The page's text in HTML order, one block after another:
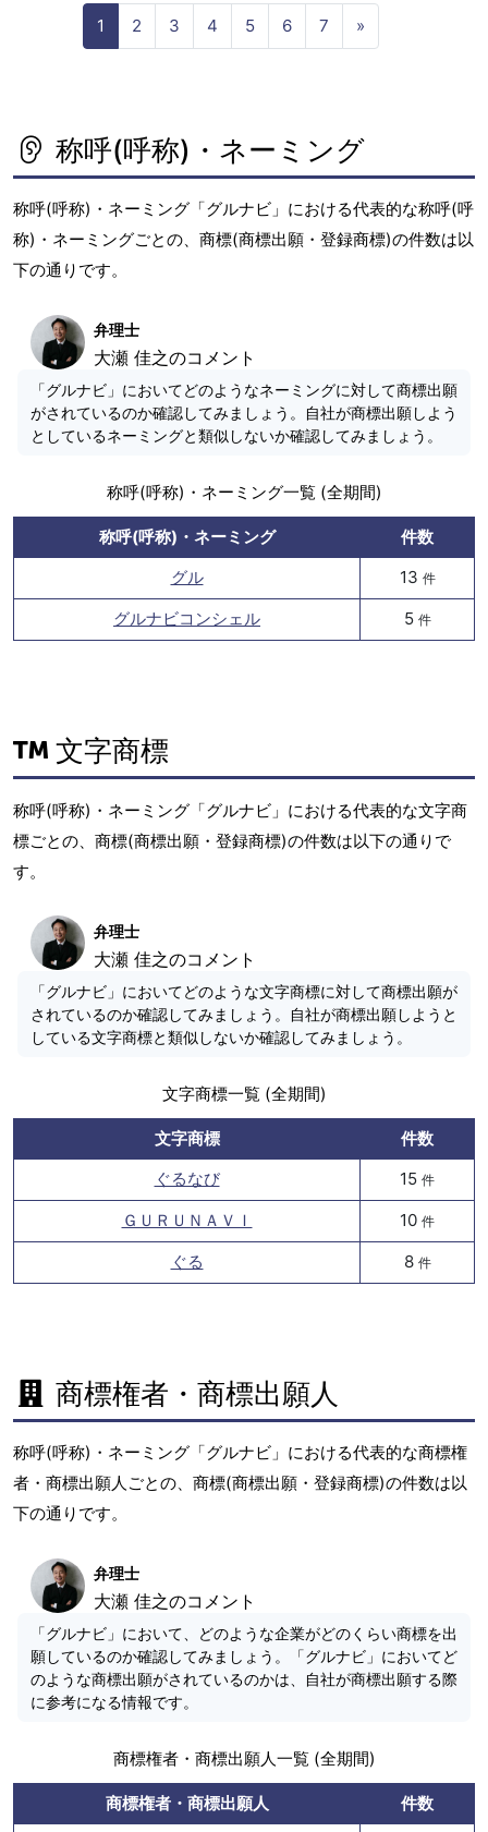
1 2 3 4 5 6 7 »
e
称呼(呼称)・ネーミング
称呼(呼称)・ネーミング「グルナビ」における代表的な称呼(呼
称)・ネーミングごとの、商標(商標出願・登録商標)の件数は以
下の通りです。
弁理士
大瀬 佳之のコメント
「グルナビ」においてどのようなネーミングに対して商標出願
がされているのか確認してみましょう。自社が商標出願しよう
としているネーミングと類似しないか確認してみましょう。
称呼(呼称)・ネーミング一覧 (全期間)
称呼(呼称)・ネーミング
件数
グル
13 件
グルナビコンシェル 5 件
文字商標
称呼(呼称)・ネーミング「グルナビ」における代表的な文字商
標ごとの、商標(商標出願・登録商標)の件数は以下の通りで
す。
弁理士
大瀬 佳之のコメント
「グルナビ」においてどのような文字商標に対して商標出願が
されているのか確認してみましょう。自社が商標出願しようと
している文字商標と類似しないか確認してみましょう。
文字商標一覧 (全期間)
文字商標
件数
ぐるなび
15 件
ＧＵＲＵＮＡＶＩ 10 件
ぐる 8 件
商標権者・商標出願人
称呼(呼称)・ネーミング「グルナビ」における代表的な商標権
者・商標出願人ごとの、商標(商標出願・登録商標)の件数は以
下の通りです。
弁理士
大瀬 佳之のコメント
「グルナビ」において、どのような企業がどのくらい商標を出
願しているのか確認してみましょう。「グルナビ」においてど
のような商標出願がされているのかは、自社が商標出願する際
に参考になる情報です。
商標権者・商標出願人一覧 (全期間)
商標権者・商標出願人
件数